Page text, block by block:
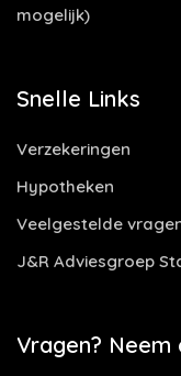
mogelijk)
Snelle Links
Verzekeringen
Hypotheken
Veelgestelde
J&R Adviesgroep
Vragen?